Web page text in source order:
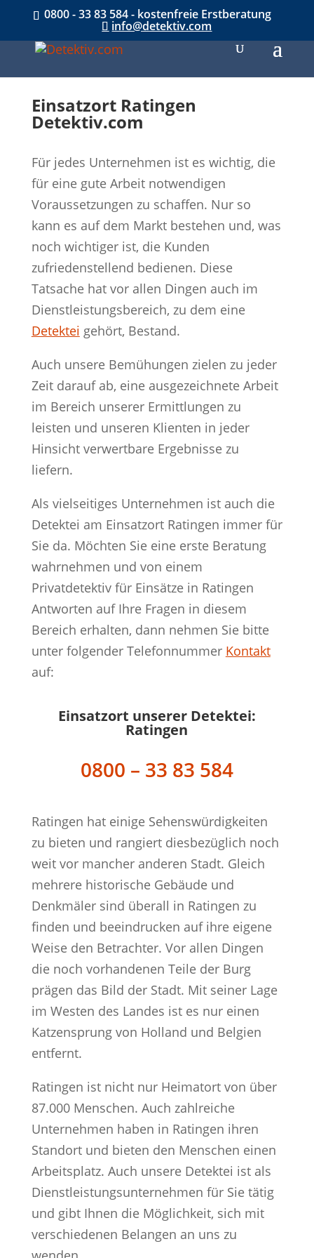
0800 - 33 83 584 - kostenfreie Erstberatung
info@detektiv.com
Einsatzort Ratingen
Detektiv.com
Für jedes Unternehmen ist es wichtig, die
für eine gute Arbeit notwendigen
Voraussetzungen zu schaffen. Nur so
kann es auf dem Markt bestehen und, was
noch wichtiger ist, die Kunden
zufriedenstellend bedienen. Diese
Tatsache hat vor allen Dingen auch im
Dienstleistungsbereich, zu dem eine
Detektei gehört, Bestand.
Auch unsere Bemühungen zielen zu jeder
Zeit darauf ab, eine ausgezeichnete Arbeit
im Bereich unserer Ermittlungen zu
leisten und unseren Klienten in jeder
Hinsicht verwertbare Ergebnisse zu
liefern.
Als vielseitiges Unternehmen ist auch die
Detektei am Einsatzort Ratingen immer für
Sie da. Möchten Sie eine erste Beratung
wahrnehmen und von einem
Privatdetektiv für Einsätze in Ratingen
Antworten auf Ihre Fragen in diesem
Bereich erhalten, dann nehmen Sie bitte
unter folgender Telefonnummer Kontakt
auf:
Einsatzort unserer Detektei:
Ratingen
0800 – 33 83 584
Ratingen hat einige Sehenswürdigkeiten
zu bieten und rangiert diesbezüglich noch
weit vor mancher anderen Stadt. Gleich
mehrere historische Gebäude und
Denkmäler sind überall in Ratingen zu
finden und beeindrucken auf ihre eigene
Weise den Betrachter. Vor allen Dingen
die noch vorhandenen Teile der Burg
prägen das Bild der Stadt. Mit seiner Lage
im Westen des Landes ist es nur einen
Katzensprung von Holland und Belgien
entfernt.
Ratingen ist nicht nur Heimatort von über
87.000 Menschen. Auch zahlreiche
Unternehmen haben in Ratingen ihren
Standort und bieten den Menschen einen
Arbeitsplatz. Auch unsere Detektei ist als
Dienstleistungsunternehmen für Sie tätig
und gibt Ihnen die Möglichkeit, sich mit
verschiedenen Belangen an uns zu